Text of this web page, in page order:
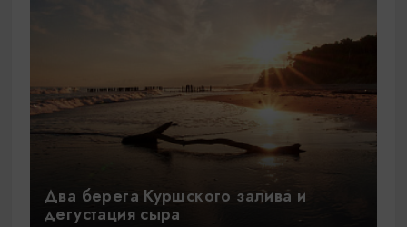
Два берега Куршского залива и
дегустация сыра